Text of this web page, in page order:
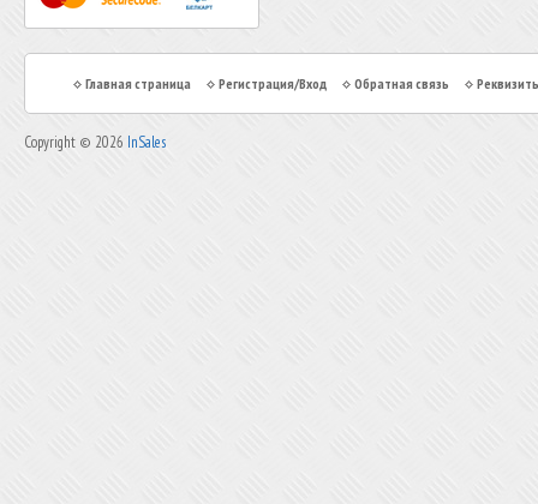
Главная страница Регистрация/Вход Обратная связь
Copyright © 2026 InSales